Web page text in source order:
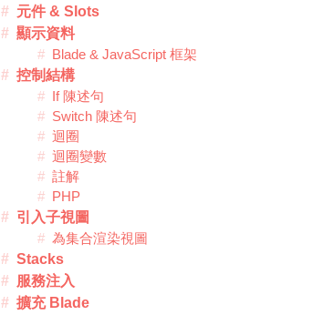
元件 & Slots
顯示資料
Blade & JavaScript 框架
控制結構
If 陳述句
Switch 陳述句
迴圈
迴圈變數
註解
PHP
引入子視圖
為集合渲染視圖
Stacks
服務注入
擴充 Blade